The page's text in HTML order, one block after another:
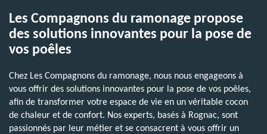
Les Compagnons du ramonage propose
des solutions innovantes pour la pose de
vos poêles
Chez Les Compagnons du ramonage, nous nous engageons à
vous offrir des solutions innovantes pour la pose de vos poêles,
afin de transformer votre espace de vie en un véritable cocon
de chaleur et de confort. Nos experts, basés à Rognac, sont
passionnés par leur métier et se consacrent à vous offrir un